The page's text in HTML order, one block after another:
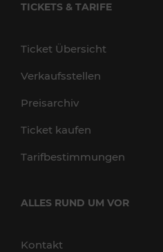
TICKETS & TARIFE
Ticket Übersicht
Verkaufsstellen
Preisarchiv
Ticket kaufen
Tarifbestimmungen
ALLES RUND UM VOR
Kontakt